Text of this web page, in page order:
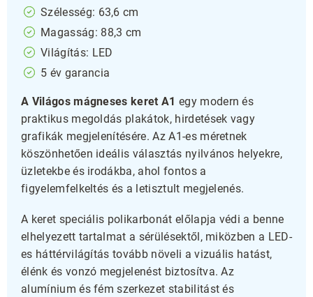
Szélesség: 63,6 cm
Magasság: 88,3 cm
Világítás: LED
5 év garancia
A Világos mágneses keret A1 egy modern és
praktikus megoldás plakátok, hirdetések vagy
grafikák megjelenítésére. Az A1-es méretnek
köszönhetően ideális választás nyilvános helyekre,
üzletekbe és irodákba, ahol fontos a
figyelemfelkeltés és a letisztult megjelenés.
A keret speciális polikarbonát előlapja védi a benne
elhelyezett tartalmat a sérülésektől, miközben a LED-
es háttérvilágítás tovább növeli a vizuális hatást,
élénk és vonzó megjelenést biztosítva. Az
alumínium és fém szerkezet stabilitást és